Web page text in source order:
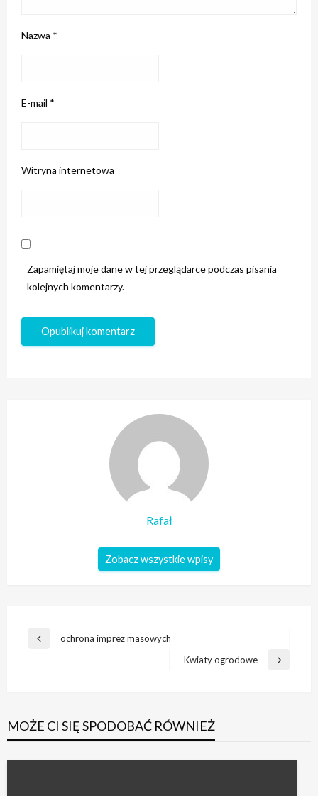
Nazwa *
E-mail *
Witryna internetowa
Zapamiętaj moje dane w tej przeglądarce podczas pisania
kolejnych komentarzy.
Rafał
Zobacz wszystkie wpisy
Nawigacja
Poprzedni
ochrona imprez masowych
Następny
Kwiaty ogrodowe
MOŻE CI SIĘ SPODOBAĆ RÓWNIEŻ